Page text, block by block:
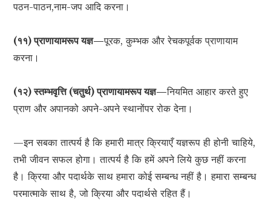
पठन-पाठन,नाम-जप आदि करना।
(११) प्राणायामरूप यज्ञ—पूरक, कुम्भक और रेचकपूर्वक प्राणायाम
करना।
(१२) स्तम्भवृत्ति (चतुर्थ) प्राणायामरूप यज्ञ—नियमित आहार करते हुए
प्राण और अपानको अपने-अपने स्थानोंपर रोक देना।
—इन सबका तात्पर्य है कि हमारी मात्र क्रियाएँ यज्ञरूप ही होनी चाहिये,
तभी जीवन सफल होगा। तात्पर्य है कि हमें अपने लिये कुछ नहीं करना
है। क्रिया और पदार्थके साथ हमारा कोई सम्बन्ध नहीं है। हमारा सम्बन्ध
परमात्माके साथ है, जो क्रिया और पदार्थसे रहित हैं।